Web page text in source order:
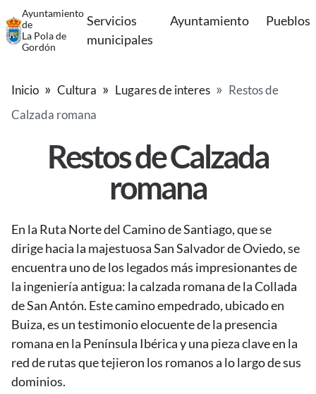
Ayuntamiento
de
La Pola de
Gordón
Servicios
municipales
Ayuntamiento Pueblos
Inicio Cultura Lugares de interes
Restos de
Calzada romana
Restos de Calzada
romana
En la Ruta Norte del Camino de Santiago, que se
dirige hacia la majestuosa San Salvador de Oviedo, se
encuentra uno de los legados más impresionantes de
la ingeniería antigua: la calzada romana de la Collada
de San Antón. Este camino empedrado, ubicado en
Buiza, es un testimonio elocuente de la presencia
romana en la Península Ibérica y una pieza clave en la
red de rutas que tejieron los romanos a lo largo de sus
dominios.